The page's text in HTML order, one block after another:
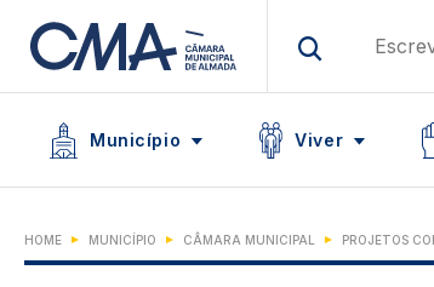
main
Main navigation
Município
Icon Viver
Icon
HOME MUNICÍPIO CÂMARA MUNICIPAL PROJETOS